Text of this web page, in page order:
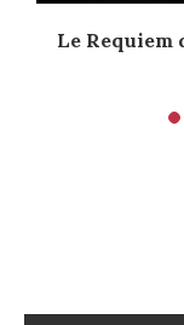
Le Requiem